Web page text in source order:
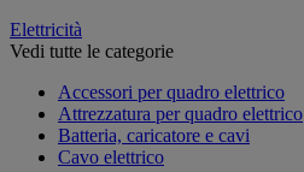
Elettricità
Vedi tutte le categorie
Accessori per quadro elettrico
Attrezzatura per quadro elettrico
Batteria, caricatore e cavi
Cavo elettrico